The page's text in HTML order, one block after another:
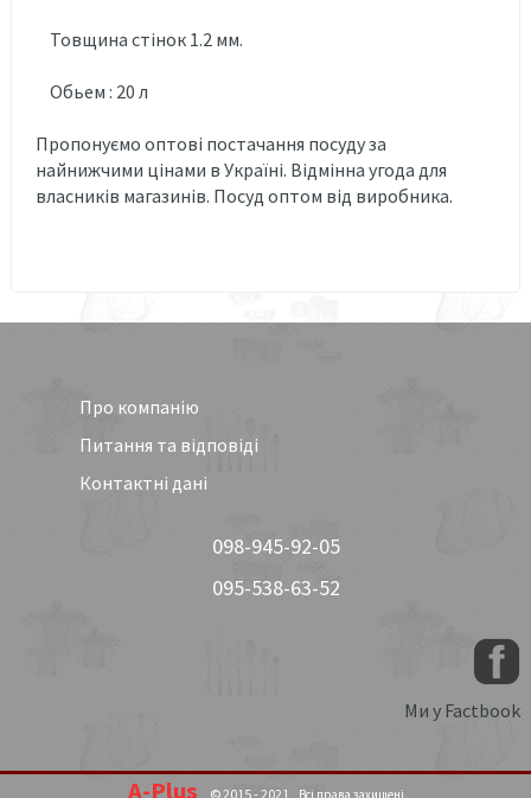
Товщина стінок 1.2 мм.
Обьем : 20 л
Пропонуємо оптові постачання посуду за
найнижчими цінами в Україні. Відмінна угода для
власників магазинів. Посуд оптом від виробника.
Про компанію
Питання та відповіді
Контактні дані
098-945-92-05
095-538-63-52
Ми у Factbook
A-Plus © 2015 - 2021 Всі права захищені